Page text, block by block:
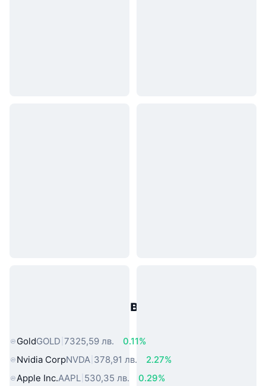
Популярни активи от реалния
GoldGOLD 7325,59 лв.
0.11%
Nvidia CorpNVDA 378,91 лв.
2.27%
Apple Inc.AAPL 530,35 лв. 0.29%